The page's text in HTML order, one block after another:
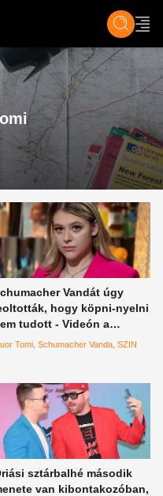
ÉLET TECH &
Vandát úgy
hogy köpni-nyelni
tudott - Videón a
kellemetlen
Tomi Schumacher Vanda SZIN
sztárbalhé második
van kibontakozóban,